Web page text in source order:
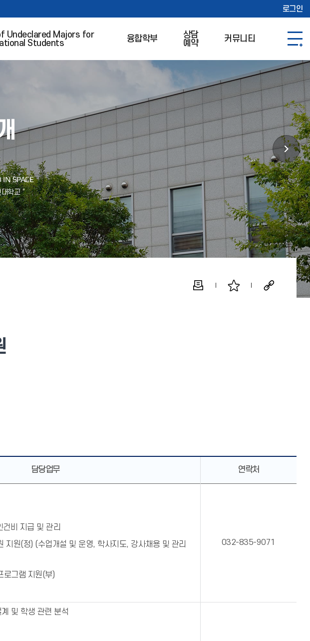
로그인
Undeclared Majors for
Students
융합학부
상담
예약
커뮤니티
담당업무 연락처
비 지급 및 관리
지원(정) (수업개설 및 운영, 학사지도, 강사채용 및 관리
로그램 지원(부)
032-835-9071
및 학생 관련 분석